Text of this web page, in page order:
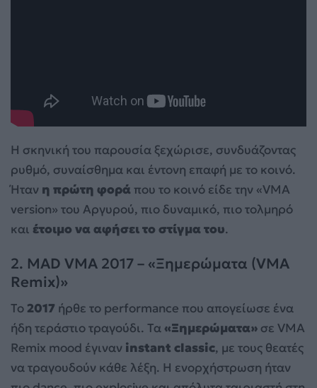
Η σκηνική του παρουσία ξεχώρισε, συνδυάζοντας
ρυθμό, συναίσθημα και έντονη επαφή με το κοινό.
Ήταν η πρώτη φορά που το κοινό είδε την «VMA
version» του Αργυρού, πιο δυναμικό, πιο τολμηρό
και έτοιμο να αφήσει το στίγμα του.
2. MAD VMA 2017 – «Ξημερώματα (VMA
Remix)»
Το 2017 ήρθε το performance που απογείωσε ένα
ήδη τεράστιο τραγούδι. Τα«Ξημερώματα» σε VMA
Remix mood έγιναν instant classic, με τους θεατές
να τραγουδούν κάθε λέξη. Η ενορχήστρωση ήταν